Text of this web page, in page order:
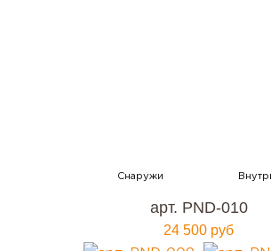
арт. PND-010
24 500 руб